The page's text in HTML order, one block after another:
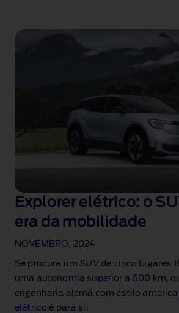
Explorer elétrico: o
era da mobilidade
NOVEMBRO, 2024
Se procura umSUVde cinco lugares
uma autonomia superior a 600 km,
engenharia alemã com estilo
elétrico é para si!